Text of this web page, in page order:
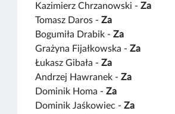
Kazimierz Chrzanowski - Za
Tomasz Daros - Za
Bogumiła Drabik - Za
Grażyna Fijałkowska - Za
Łukasz Gibała - Za
Andrzej Hawranek - Za
Dominik Homa - Za
Dominik Jaśkowiec - Za